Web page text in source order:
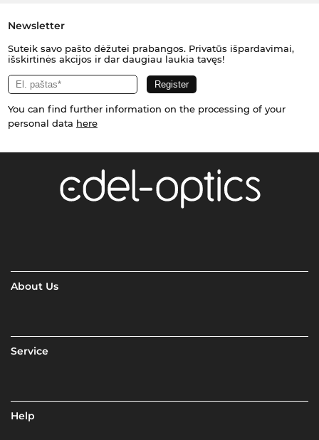
Newsletter
Suteik savo pašto dėžutei prabangos. Privatūs išpardavimai,
išskirtinės akcijos ir dar daugiau laukia tavęs!
You can find further information on the processing of your
personal data here
About Us
Service
Help